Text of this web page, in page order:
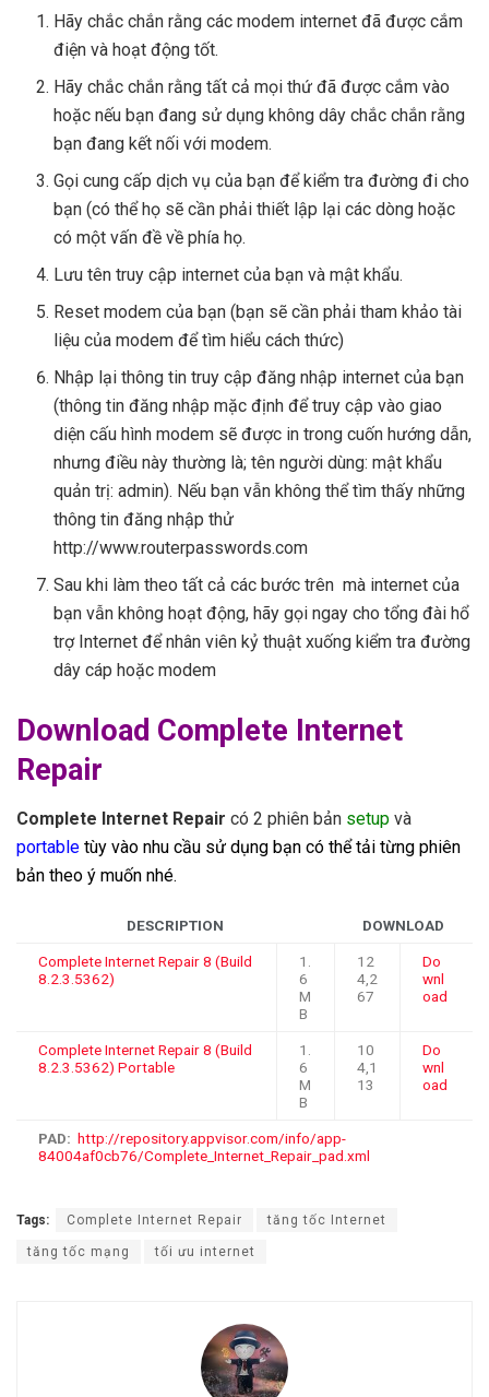
Hãy chắc chắn rằng các modem internet đã được cắm
điện và hoạt động tốt.
Hãy chắc chắn rằng tất cả mọi thứ đã được cắm vào
hoặc nếu bạn đang sử dụng không dây chắc chắn rằng
bạn đang kết nối với modem.
Gọi cung cấp dịch vụ của bạn để kiểm tra đường đi cho
bạn (có thể họ sẽ cần phải thiết lập lại các dòng hoặc
có một vấn đề về phía họ.
Lưu tên truy cập internet của bạn và mật khẩu.
Reset modem của bạn (bạn sẽ cần phải tham khảo tài
liệu của modem để tìm hiểu cách thức)
Nhập lại thông tin truy cập đăng nhập internet của bạn
(thông tin đăng nhập mặc định để truy cập vào giao
diện cấu hình modem sẽ được in trong cuốn hướng dẫn,
nhưng điều này thường là; tên người dùng: mật khẩu
quản trị: admin). Nếu bạn vẫn không thể tìm thấy những
thông tin đăng nhập thử
http://www.routerpasswords.com
Sau khi làm theo tất cả các bước trên mà internet của
bạn vẫn không hoạt động, hãy gọi ngay cho tổng đài hổ
trợ Internet để nhân viên kỷ thuật xuống kiểm tra đường
dây cáp hoặc modem
Download Complete Internet
Repair
Complete Internet Repair có 2 phiên bản setup và
portable tùy vào nhu cầu sử dụng bạn có thể tải từng phiên
bản theo ý muốn nhé.
DESCRIPTION DOWNLOAD
Complete Internet Repair 8 (Build
8.2.3.5362)
1.
6
M
B
12
4,2
67
Do
wnl
oad
Complete Internet Repair 8 (Build
8.2.3.5362) Portable
1.
6
M
B
10
4,1
13
Do
wnl
oad
PAD: http://repository.appvisor.com/info/app-
84004af0cb76/Complete_Internet_Repair_pad.xml
Tags: Complete Internet Repair tăng tốc Internet
tăng tốc mạng tối ưu internet